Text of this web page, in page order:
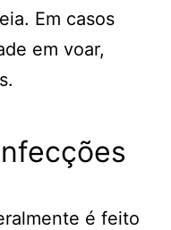
Em casos
em voar,
é feito